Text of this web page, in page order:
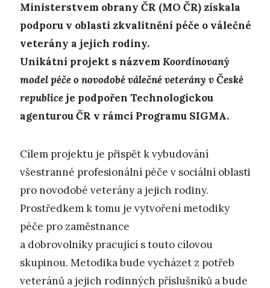
Ministerstvem obrany ČR (MO ČR) získala
podporu v oblasti zkvalitnění péče o válečné
veterány a jejich rodiny.
Unikátní projekt s názvem Koordinovaný
model péče o novodobé válečné veterány v České
republiceje podpořen Technologickou
agenturou ČR v rámci Programu SIGMA.
Cílem projektu je přispět k vybudování
všestranné profesionální péče v sociální oblasti
pro novodobé veterány a jejich rodiny.
Prostředkem k tomu je vytvoření metodiky
péče pro zaměstnance
a dobrovolníky pracující s touto cílovou
skupinou. Metodika bude vycházet z potřeb
veteránů a jejich rodinných příslušníků a bude